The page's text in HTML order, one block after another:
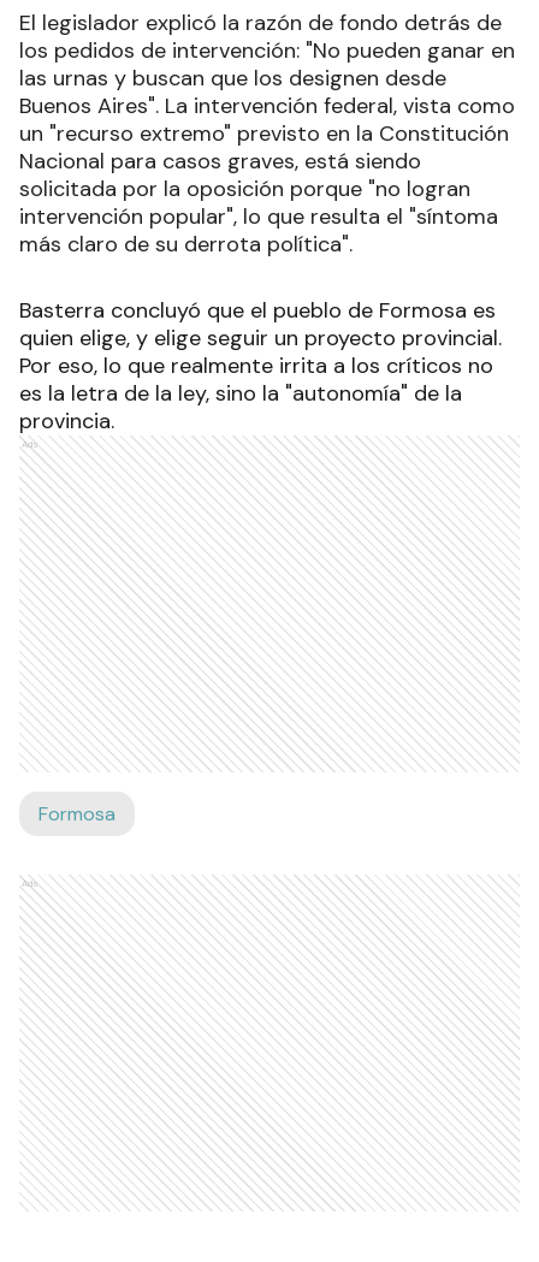
El legislador explicó la razón de fondo detrás de
los pedidos de intervención: "No pueden ganar en
las urnas y buscan que los designen desde
Buenos Aires". La intervención federal, vista como
un "recurso extremo" previsto en la Constitución
Nacional para casos graves, está siendo
solicitada por la oposición porque "no logran
intervención popular", lo que resulta el "síntoma
más claro de su derrota política".
Basterra concluyó que el pueblo de Formosa es
quien elige, y elige seguir un proyecto provincial.
Por eso, lo que realmente irrita a los críticos no
es la letra de la ley, sino la "autonomía" de la
provincia.
Ads
Formosa
Ads